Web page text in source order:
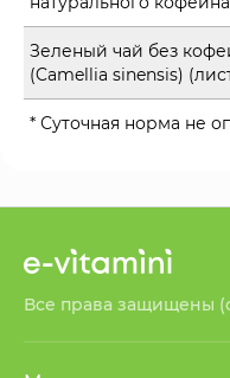
Зеленый чай без
(Camellia sinensis)
* Суточная норма не
Все права защищены